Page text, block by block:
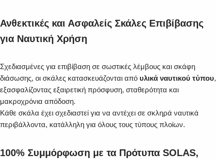
Ανθεκτικές και Ασφαλείς Σκάλες Επιβίβασης
για Ναυτική Χρήση
Σχεδιασμένες για επιβίβαση σε σωστικές λέμβους και σκάφη
διάσωσης, οι σκάλες κατασκευάζονται από υλικά ναυτικού τύπου,
εξασφαλίζοντας εξαιρετική πρόσφυση, σταθερότητα και
μακροχρόνια απόδοση.
Κάθε σκάλα έχει σχεδιαστεί για να αντέχει σε σκληρά ναυτικά
περιβάλλοντα, κατάλληλη για όλους τους τύπους πλοίων.
100% Συμμόρφωση με τα Πρότυπα SOLAS,